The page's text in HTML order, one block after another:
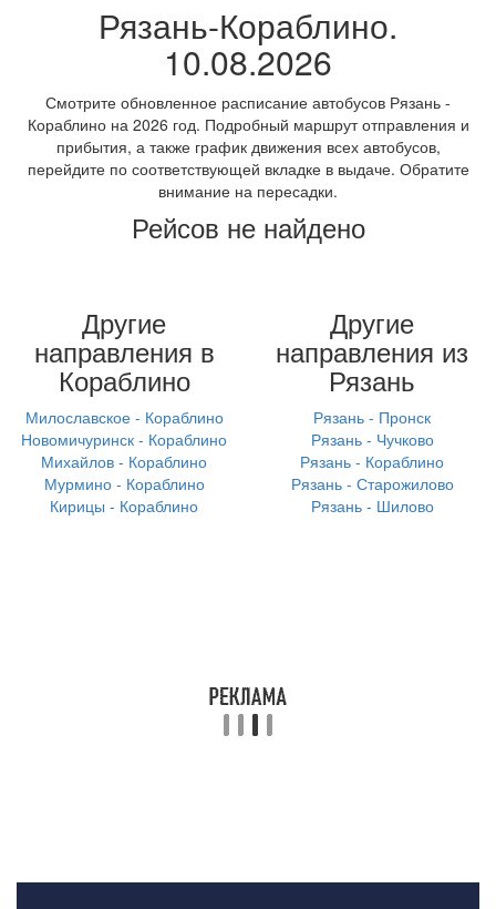
Рязань-Кораблино.
10.08.2026
Смотрите обновленное расписание автобусов Рязань -
Кораблино на 2026 год. Подробный маршрут отправления и
прибытия, а также график движения всех автобусов,
перейдите по соответствующей вкладке в выдаче. Обратите
внимание на пересадки.
Рейсов не найдено
Другие
направления в
Кораблино
Милославское - Кораблино
Новомичуринск - Кораблино
Михайлов - Кораблино
Мурмино - Кораблино
Кирицы - Кораблино
Другие
направления из
Рязань
Рязань - Пронск
Рязань - Чучково
Рязань - Кораблино
Рязань - Старожилово
Рязань - Шилово